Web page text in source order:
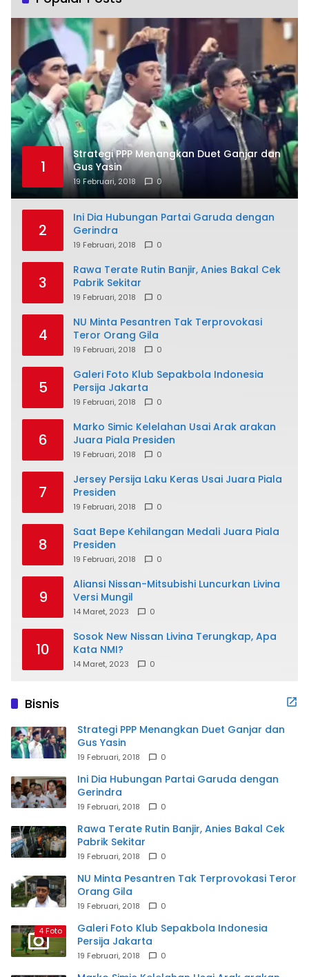
1
Strategi PPP Menangkan Duet Ganjar dan
Gus Yasin
19 Februari, 2018 0
2
Ini Dia Hubungan Partai Garuda dengan
Gerindra
19 Februari, 2018 0
3
Rawa Terate Rutin Banjir, Anies Bakal Cek
Pabrik Sekitar
19 Februari, 2018 0
4
NU Minta Pesantren Tak Terprovokasi
Teror Orang Gila
19 Februari, 2018 0
5
Galeri Foto Klub Sepakbola Indonesia
Persija Jakarta
19 Februari, 2018 0
6
Marko Simic Kelelahan Usai Arak arakan
Juara Piala Presiden
19 Februari, 2018 0
7
Jersey Persija Laku Keras Usai Juara Piala
Presiden
19 Februari, 2018 0
8
Saat Bepe Kehilangan Medali Juara Piala
Presiden
19 Februari, 2018 0
9
Aliansi Nissan-Mitsubishi Luncurkan Livina
Versi Mungil
14 Maret, 2023 0
10
Sosok New Nissan Livina Terungkap, Apa
Kata NMI?
14 Maret, 2023 0
Bisnis
Strategi PPP Menangkan Duet Ganjar dan
Gus Yasin
19 Februari, 2018 0
Ini Dia Hubungan Partai Garuda dengan
Gerindra
19 Februari, 2018 0
Rawa Terate Rutin Banjir, Anies Bakal Cek
Pabrik Sekitar
19 Februari, 2018 0
NU Minta Pesantren Tak Terprovokasi Teror
Orang Gila
19 Februari, 2018 0
4 Foto
Galeri Foto Klub Sepakbola Indonesia
Persija Jakarta
19 Februari, 2018 0